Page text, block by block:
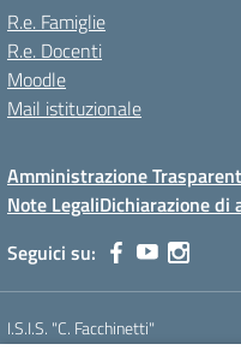
R.e. Famiglie
R.e. Docenti
Moodle
Mail istituzionale
Amministrazione
Note LegaliDichiarazione di
Seguici su:
I.S.I.S. "C. Facchinetti"